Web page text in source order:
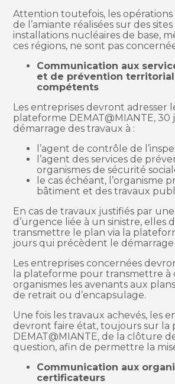
Attention toutefois, les
de l’amiante réalisées sur des
installations nucléaires de base,
ces régions, ne sont pas
Communication aux
et de prévention
compétents
Les entreprises devront adresser
plateforme DEMAT@MIANTE, 30
démarrage des travaux à :
l’agent de contrôle de
l’agent des services de
organismes de sécurité
le cas échéant, l’organisme
bâtiment et des travaux
En cas de travaux justifiés par
d’urgence liée à un sinistre, elles
transmettre le plan via la
jours qui précèdent le démarrage
Les entreprises concernées
la plateforme pour transmettre à
organismes les avenants aux
de retrait ou d’encapsulage.
Une fois les travaux achevés, les
devront faire état, toujours sur la
DEMAT@MIANTE, de la clôture
question, afin de permettre la
Communication aux
certificateurs